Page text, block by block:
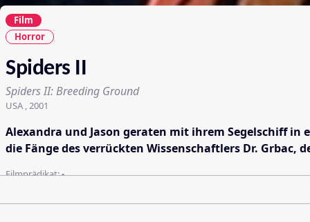
Film
Horror
Spiders II
Spiders II: Breeding Ground
USA , 2001
Alexandra und Jason geraten mit ihrem Segelschiff in
die Fänge des verrückten Wissenschaftlers Dr.
Filmprädikat:-